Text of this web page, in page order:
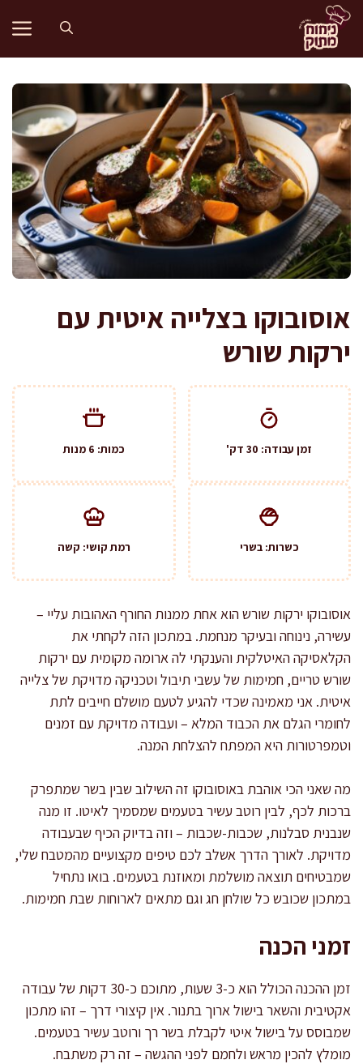
לדלג
לתוכן
אוסובוקו בצלייה איטית עם
ירקות שורש
זמן עבודה: 30 דק' כמות: 6 מנות
כשרות: בשרי רמת קושי: קשה
אוסובוקו ירקות שורש הוא אחת ממנות החורף האהובות עליי –
עשירה, נינוחה ובעיקר מנחמת. במתכון הזה לקחתי את
הקלאסיקה האיטלקית והענקתי לה ארומה מקומית עם ירקות
שורש טריים, חמימות של עשבי תיבול וטכניקה מדויקת של צלייה
איטית. אני מאמינה שכדי להגיע לטעם מושלם חייבים לתת
לחומרי הגלם את הכבוד המלא – ועבודה מדויקת עם זמנים
וטמפרטורות היא המפתח להצלחת המנה.
מה שאני הכי אוהבת באוסובוקו זה השילוב שבין בשר שמתפרק
ברכות לכף, לבין רוטב עשיר בטעמים שמסמיך לאיטו. זו מנה
שנבנית סבלנות, שכבות-שכבות – וזה בדיוק הכיף שבעבודה
מדויקת. לאורך הדרך אשלב לכם טיפים מקצועיים מהמטבח שלי,
שמבטיחים תוצאה מושלמת ומאוזנת בטעמים. בואו נתחיל
במתכון שכובש כל שולחן חג וגם מתאים לארוחות שבת חמימות.
זמני הכנה
זמן ההכנה הכולל הוא כ-3 שעות, מתוכם כ-30 דקות של עבודה
אקטיבית והשאר בישול ארוך בתנור. אין קיצורי דרך – זהו מתכון
שמבוסס על בישול איטי לקבלת בשר רך ורוטב עשיר בטעמים.
מומלץ להכין מראש ולחמם לפני ההגשה – זה רק משתבח.